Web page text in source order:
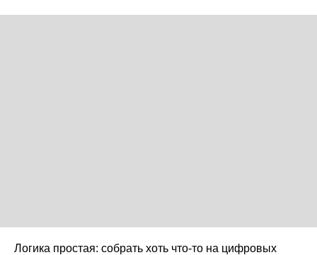
Логика простая: собрать хоть что-то на цифровых